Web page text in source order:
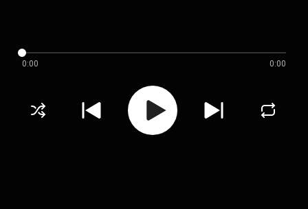
0:00 0:00